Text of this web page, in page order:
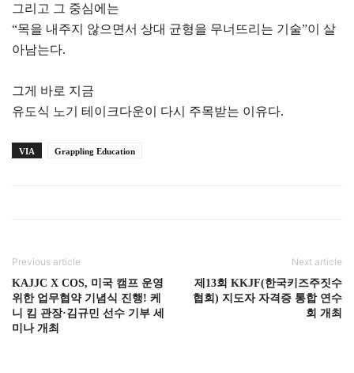
그리고 그 중심에는
“목을 내주지 않으면서 상대 균형을 무너뜨리는 기술”이 살
아남는다.
그게 바로 지금
유도식 노기 테이크다운이 다시 주목받는 이유다.
VIA Grappling Education
Previous article
KAJJC X COS, 미국 캠프 운영
위한 업무협약 기념식 진행! 케
니 킴 관장·김규민 선수 기부 세
미나 개최
Next article
제13회 KKJF(한국키즈주짓수
협회) 지도자 자격증 통합 연수
회 개최